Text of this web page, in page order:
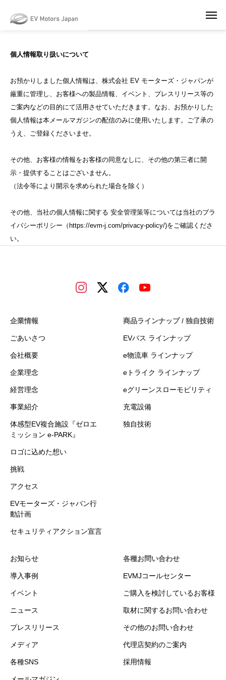
個人情報取り扱いについて
お預かりしました個人情報は、株式会社 EV モーターズ・ジャパンが
厳重に管理し、お客様への製品情報、イベント、プレスリリース等の
ご案内などの目的にて活用させていただきます。なお、お預かりした
個人情報は本メールマガジンの配信のみに使用いたします。ご了承の
うえ、ご登録くださいませ。
その他、お客様の情報をお客様の同意なしに、その他の第三者に開
示・提供することはございません。
（法令等により開示を求められた場合を除く）
その他、当社の個人情報に関する 安全管理策等については当社のプラ
イバシーポリシー（https://evm-j.com/privacy-policy/)をご確認くださ
い。
企業情報
ごあいさつ
会社概要
企業理念
経営理念
事業紹介
体感型EV複合施設『ゼロエ
ミッション e-PARK』
ロゴに込めた想い
挑戦
アクセス
EVモーターズ・ジャパン行
動計画
セキュリティアクション宣言
商品ラインナップ / 独自技術
EVバス ラインナップ
e物流車 ラインナップ
eトライク ラインナップ
eグリーンスローモビリティ
充電設備
独自技術
お知らせ
導入事例
イベント
ニュース
プレスリリース
メディア
各種SNS
各種お問い合わせ
EVMJコールセンター
ご購入を検討しているお客様
取材に関するお問い合わせ
その他のお問い合わせ
代理店契約のご案内
採用情報
seriously. Please see our privacy policy for details and any questions.
Yes